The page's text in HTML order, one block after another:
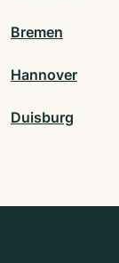
Bremen
Hannover
Duisburg